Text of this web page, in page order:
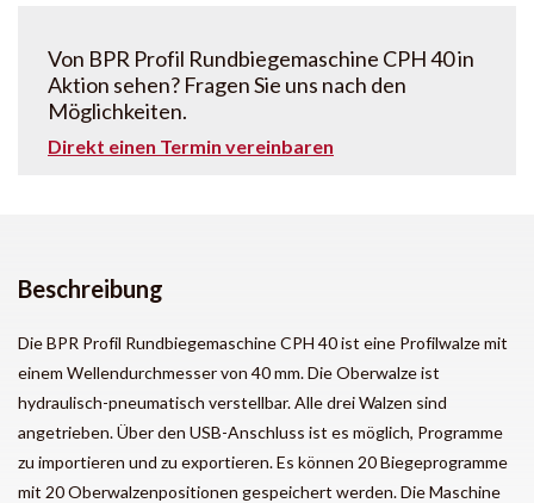
Von BPR Profil Rundbiegemaschine CPH 40 in
Aktion sehen? Fragen Sie uns nach den
Möglichkeiten.
Direkt einen Termin vereinbaren
Beschreibung
Die BPR Profil Rundbiegemaschine CPH 40 ist eine Profilwalze mit
einem Wellendurchmesser von 40 mm. Die Oberwalze ist
hydraulisch-pneumatisch verstellbar. Alle drei Walzen sind
angetrieben. Über den USB-Anschluss ist es möglich, Programme
zu importieren und zu exportieren. Es können 20 Biegeprogramme
mit 20 Oberwalzenpositionen gespeichert werden. Die Maschine